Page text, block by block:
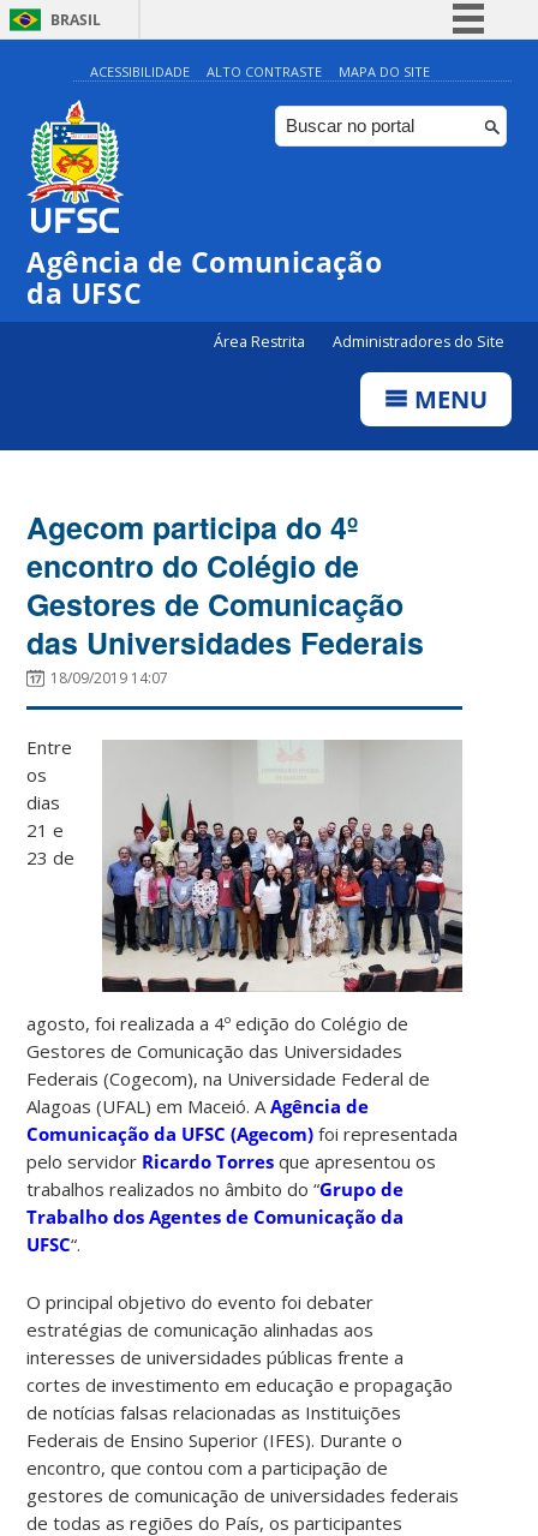
BRASIL
Simplifique!
Comunica BR
Participe
Canais
ACESSIBILIDADE ALTO CONTRASTE MAPA DO SITE
Agência de Comunicação
da UFSC
Área Restrita Administradores do Site
MENU
Agecom participa do 4º
encontro do Colégio de
Gestores de Comunicação
das Universidades Federais
18/09/2019 14:07
Entre
os
dias
21 e
23 de
agosto, foi realizada a 4º edição do Colégio de
Gestores de Comunicação das Universidades
Federais (Cogecom), na Universidade Federal de
Alagoas (UFAL) em Maceió. AAgência de
Comunicação da UFSC (Agecom) foi representada
pelo servidor Ricardo Torres que apresentou os
trabalhos realizados no âmbito do “Grupo de
Trabalho dos Agentes de Comunicação da
UFSC“.
O principal objetivo do evento foi debater
estratégias de comunicação alinhadas aos
interesses de universidades públicas frente a
cortes de investimento em educação e propagação
de notícias falsas relacionadas as Instituições
Federais de Ensino Superior (IFES). Durante o
encontro, que contou com a participação de
gestores de comunicação de universidades federais
de todas as regiões do País, os participantes